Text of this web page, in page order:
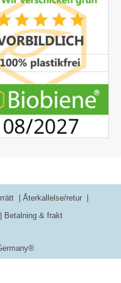
Återkallelse/retur
Betalning & frakt